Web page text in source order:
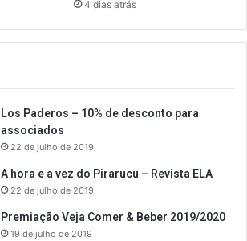
4 dias atrás
Los Paderos – 10% de desconto para
associados
22 de julho de 2019
A hora e a vez do Pirarucu – Revista ELA
22 de julho de 2019
Premiação Veja Comer & Beber 2019/2020
19 de julho de 2019